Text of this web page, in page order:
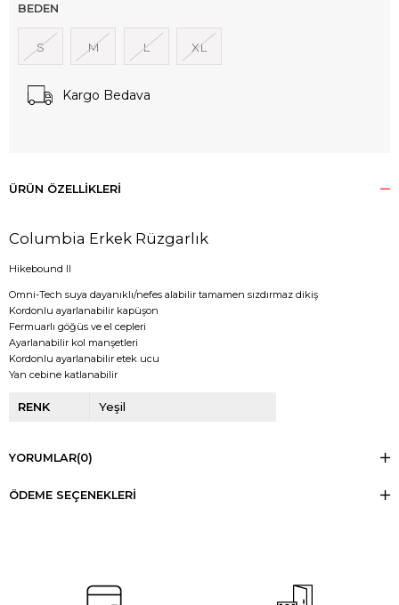
BEDEN
S M L XL
Kargo Bedava
ÜRÜN ÖZELLIKLERI
Columbia Erkek Rüzgarlık
Hikebound II
Omni-Tech suya dayanıklı/nefes alabilir tamamen sızdırmaz dikiş
Kordonlu ayarlanabilir kapüşon
Fermuarlı göğüs ve el cepleri
Ayarlanabilir kol manşetleri
Kordonlu ayarlanabilir etek ucu
Yan cebine katlanabilir
RENK Yeşil
YORUMLAR(0)
ÖDEME SEÇENEKLERI